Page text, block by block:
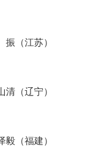
（江苏）
（辽宁）
（福建）